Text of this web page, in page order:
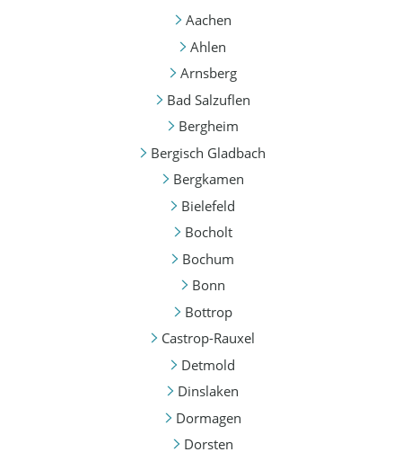
Aachen
Ahlen
Arnsberg
Bad Salzuflen
Bergheim
Bergisch Gladbach
Bergkamen
Bielefeld
Bocholt
Bochum
Bonn
Bottrop
Castrop-Rauxel
Detmold
Dinslaken
Dormagen
Dorsten